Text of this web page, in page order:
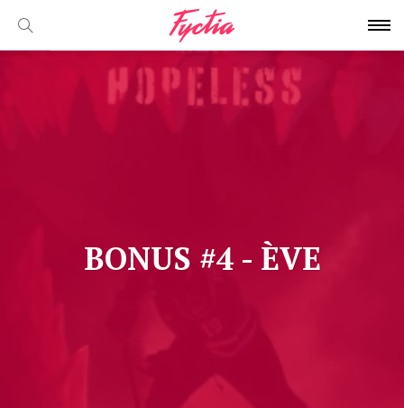
BONUS #4 - ÈVE